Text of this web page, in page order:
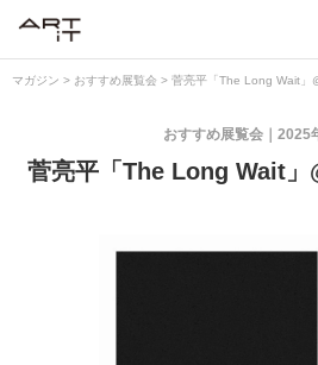
マガジン > おすすめ展覧会 > 菅亮平「The Long Wait」
2025
おすすめ展覧会
菅亮平「The Long Wait」